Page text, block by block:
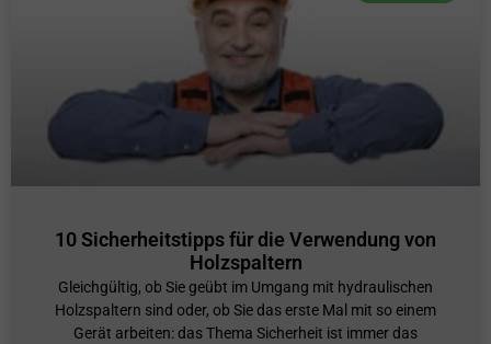
10 Sicherheitstipps für die Verwendung von
Holzspaltern
Gleichgültig, ob Sie geübt im Umgang mit hydraulischen
Holzspaltern sind oder, ob Sie das erste Mal mit so einem
Gerät arbeiten: das Thema Sicherheit ist immer das